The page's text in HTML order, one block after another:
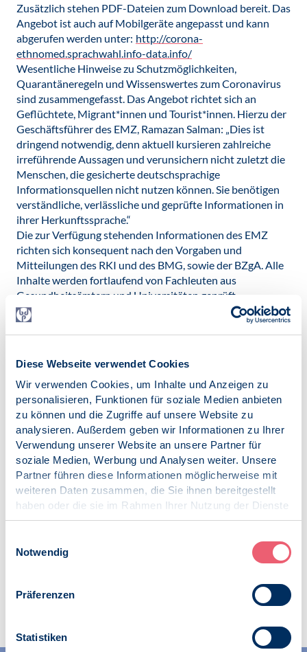
Diese Webseite verwendet Cookies
Wir verwenden Cookies, um Inhalte und Anzeigen zu
personalisieren, Funktionen für soziale Medien anbieten
zu können und die Zugriffe auf unsere Website zu
analysieren. Außerdem geben wir Informationen zu Ihrer
Verwendung unserer Website an unsere Partner für
soziale Medien, Werbung und Analysen weiter. Unsere
Partner führen diese Informationen möglicherweise mit
weiteren Daten zusammen, die Sie ihnen bereitgestellt
haben oder die sie im Rahmen Ihrer Nutzung der Dienste
gesammelt haben.
Notwendig
Präferenzen
Statistiken
Zusätzlich stehen PDF-Dateien zum Download bereit. Das
Angebot ist auch auf Mobilgeräte angepasst und kann
abgerufen werden unter: http://corona-
ethnomed.sprachwahl.info-data.info/
Wesentliche Hinweise zu Schutzmöglichkeiten,
Quarantäneregeln und Wissenswertes zum Coronavirus
sind zusammengefasst. Das Angebot richtet sich an
Geflüchtete, Migrant*innen und Tourist*innen. Hierzu der
Geschäftsführer des EMZ, Ramazan Salman: „Dies ist
dringend notwendig, denn aktuell kursieren zahlreiche
irreführende Aussagen und verunsichern nicht zuletzt die
Menschen, die gesicherte deutschsprachige
Informationsquellen nicht nutzen können. Sie benötigen
verständliche, verlässliche und geprüfte Informationen in
ihrer Herkunftssprache.“
Die zur Verfügung stehenden Informationen des EMZ
richten sich konsequent nach den Vorgaben und
Mitteilungen des RKI und des BMG, sowie der BZgA. Alle
Inhalte werden fortlaufend von Fachleuten aus
Gesundheitsämtern und Universitäten geprüft.
Die aktuell vorliegenden Coronavirus-Informationen
konnten im Rahmen ehrenamtlicher Zusammenarbeit mit
werden. „Wir danken unseren Unterstützer*innen,
Übersetzer*innen und Mitarbeiter*innen für die
großartige Arbeit und den Zusammenhalt. Sie sind unsere
„Corona-Held*innen“.
Veröffentlicht am:
07.04.2020
Kategorien:
COVID-19
Zur Übersicht